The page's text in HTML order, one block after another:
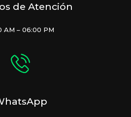
de Atención
AM – 06:00 PM